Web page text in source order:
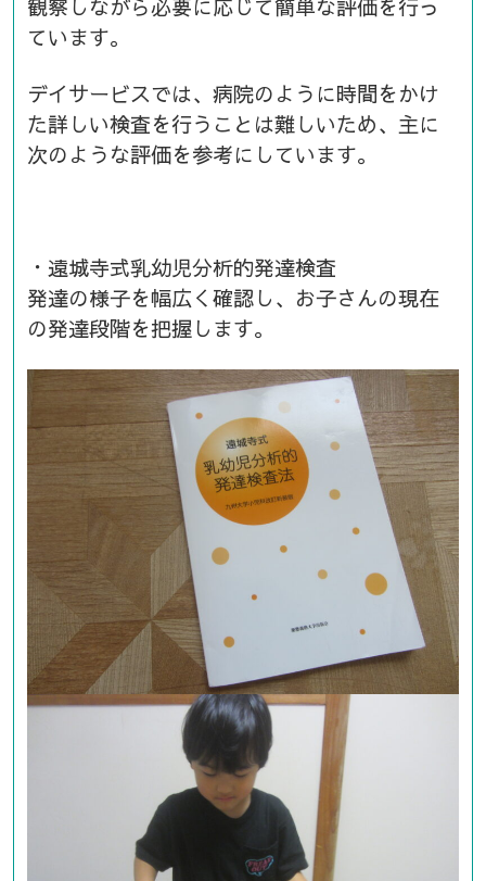
観察しながら必要に応じて簡単な評価を行っ
ています。
デイサービスでは、病院のように時間をかけ
た詳しい検査を行うことは難しいため、主に
次のような評価を参考にしています。
・遠城寺式乳幼児分析的発達検査
発達の様子を幅広く確認し、お子さんの現在
の発達段階を把握します。